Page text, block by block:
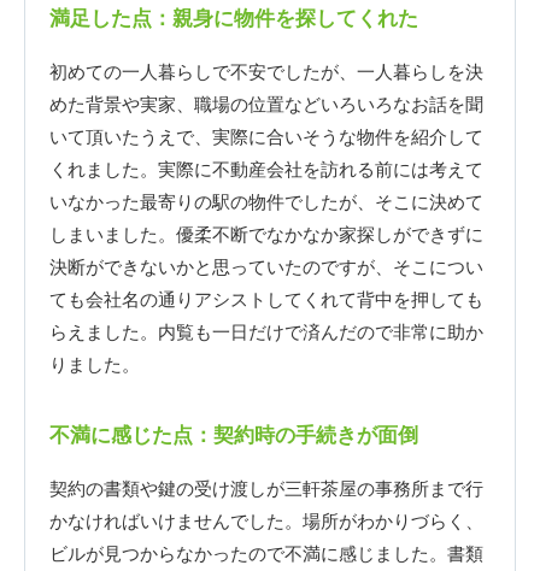
満足した点：親身に物件を探してくれた
初めての一人暮らしで不安でしたが、一人暮らしを決
めた背景や実家、職場の位置などいろいろなお話を聞
いて頂いたうえで、実際に合いそうな物件を紹介して
くれました。実際に不動産会社を訪れる前には考えて
いなかった最寄りの駅の物件でしたが、そこに決めて
しまいました。優柔不断でなかなか家探しができずに
決断ができないかと思っていたのですが、そこについ
ても会社名の通りアシストしてくれて背中を押しても
らえました。内覧も一日だけで済んだので非常に助か
りました。
不満に感じた点：契約時の手続きが面倒
契約の書類や鍵の受け渡しが三軒茶屋の事務所まで行
かなければいけませんでした。場所がわかりづらく、
ビルが見つからなかったので不満に感じました。書類